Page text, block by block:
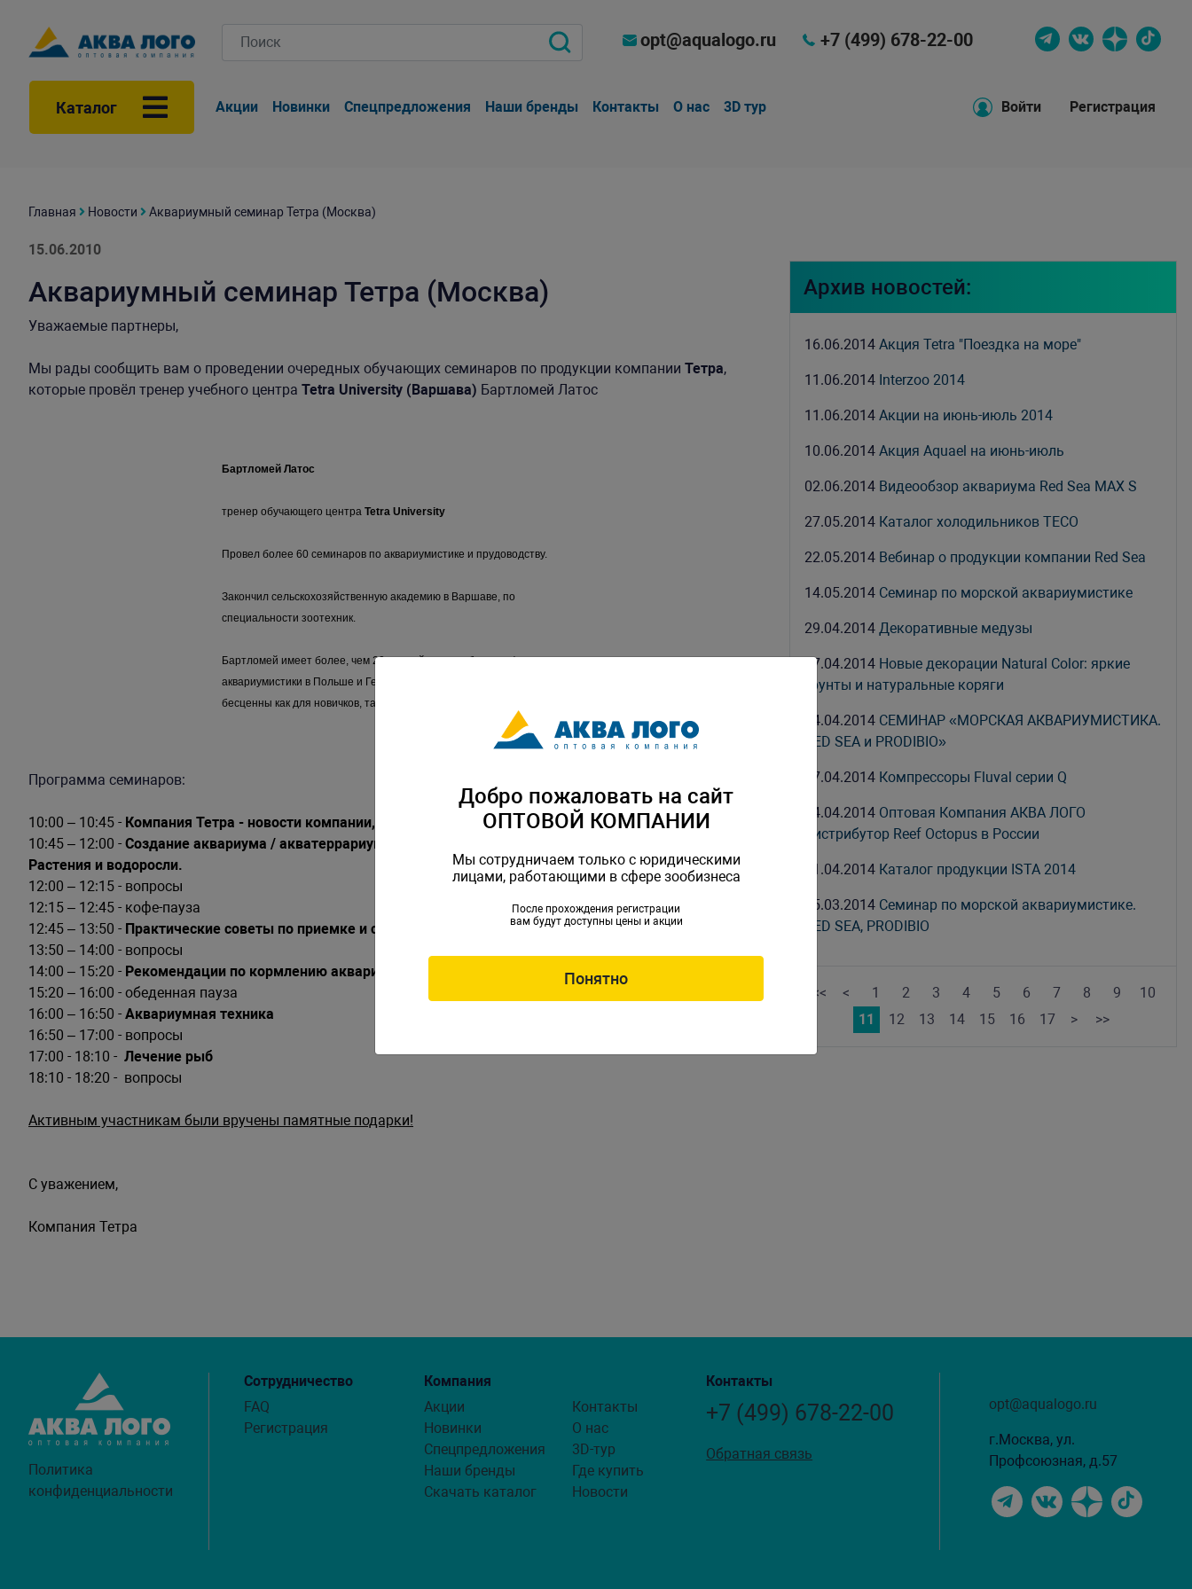
opt@aqualogo.ru +7 (499) 678-22-00
Каталог Акции Новинки Спецпредложения Наши бренды Контакты О нас 3D тур Войти Регистрация
Главная Новости Аквариумный семинар Тетра (Москва)
15.06.2010
Аквариумный семинар Тетра (Москва)
Уважаемые партнеры,
Мы рады сообщить вам о проведении очередных обучающих семинаров по продукции компании Тетра,
которые провёл тренер учебного центра Tetra University (Варшава) Бартломей Латос
Бартломей Латос
тренер обучающего центраTetra University
Провел более 60 семинаров по аквариумистике и прудоводству.
Закончил сельскохозяйственную академию в Варшаве, по
специальности зоотехник.
Бартломей имеет более, чем 20-летний опыт работы в сфере
аквариумистики в Польше и Германии, его знания
бесценны как для новичков, так и для специалистов.
Программа семинаров:
10:00 – 10:45 - Компания Тетра - новости компании, новинки ассортимента
10:45 – 12:00 - Создание аквариума / акватеррариума - как и что предложить потенциальному покупателю.
Растения и водоросли.
12:00 – 12:15 - вопросы
12:15 – 12:45 - кофе-пауза
12:45 – 13:50 - Практические советы по приемке и содержанию рыбы в магазине
13:50 – 14:00 - вопросы
14:00 – 15:20 - Рекомендации по кормлению аквариумного населения
15:20 – 16:00 - обеденная пауза
16:00 – 16:50 - Аквариумная техника
16:50 – 17:00 - вопросы
17:00 - 18:10 - Лечение рыб
18:10 - 18:20 - вопросы
Активным участникам были вручены памятные подарки!
С уважением,
Компания Тетра
Архив новостей:
16.06.2014Акция Tetra "Поездка на море"
11.06.2014 Interzoo 2014
11.06.2014Акции на июнь-июль 2014
10.06.2014Акция Aquael на июнь-июль
02.06.2014 Видеообзор аквариума Red Sea MAX S
27.05.2014 Каталог холодильников TECO
22.05.2014 Вебинар о продукции компании Red Sea
14.05.2014 Семинар по морской аквариумистике
29.04.2014Декоративные медузы
17.04.2014 Новые декорации Natural Color: яркие
грунты и натуральные коряги
14.04.2014 СЕМИНАР «МОРСКАЯ АКВАРИУМИСТИКА.
RED SEA и PRODIBIO»
07.04.2014 Компрессоры Fluval серии Q
04.04.2014 Оптовая Компания АКВА ЛОГО
дистрибутор Reef Octopus в России
01.04.2014 Каталог продукции ISTA 2014
25.03.2014 Семинар по морской аквариумистике.
RED SEA, PRODIBIO
<< < 1 2 3 4 5 6 7 8 9
10
11
12 13 14 15 16 17 > >>
Политика
конфиденциальности
Сотрудничество
FAQ
Регистрация
Компания
Акции
Новинки
Спецпредложения
Наши бренды
Скачать каталог
Контакты
О нас
3D-тур
Где купить
Новости
Контакты
+7 (499) 678-22-00
Обратная связь
opt@aqualogo.ru
г.Москва, ул.
Профсоюзная, д.57
Добро пожаловать на сайт
ОПТОВОЙ КОМПАНИИ
Мы сотрудничаем только с юридическими
лицами, работающими в сфере зообизнеса
После прохождения регистрации
вам будут доступны цены и акции
Понятно